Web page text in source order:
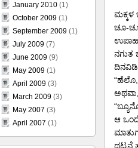
ಚೂ-
ನಗುತ
ಆ
ಥಟ್ಟನೆ
January 2010 (1)
October 2009 (1)
September 2009 (1)
July 2009 (7)
June 2009 (9)
May 2009 (1)
April 2009 (3)
March 2009 (3)
May 2007 (3)
April 2007 (1)